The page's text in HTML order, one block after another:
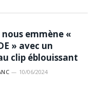
nous emmène «
» avec un
clip éblouissant
10/06/2024